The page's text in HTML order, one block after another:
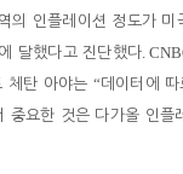
의 인플레이션 정도가
달했다고 진단했다.
체탄 아야는 “데이터에
중요한 것은 다가올 인플